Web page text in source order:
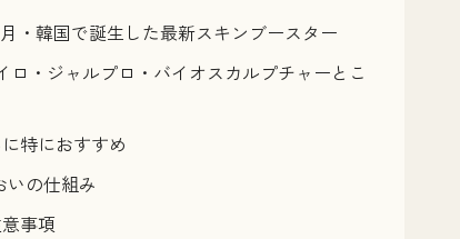
・韓国で誕生した最新スキンブースター
・ジャルプロ・バイオスカルプチャーとこ
特におすすめ
いの仕組み
事項